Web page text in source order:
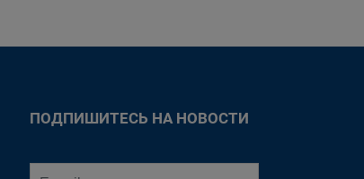
ПОДПИШИТЕСЬ НА НОВОСТИ